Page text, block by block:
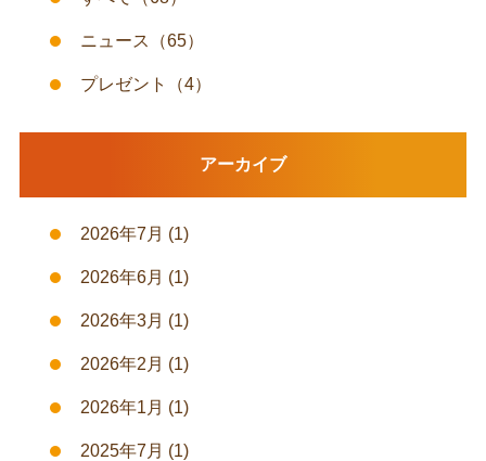
ニュース （65）
プレゼント （4）
アーカイブ
2026年7月 (1)
2026年6月 (1)
2026年3月 (1)
2026年2月 (1)
2026年1月 (1)
2025年7月 (1)